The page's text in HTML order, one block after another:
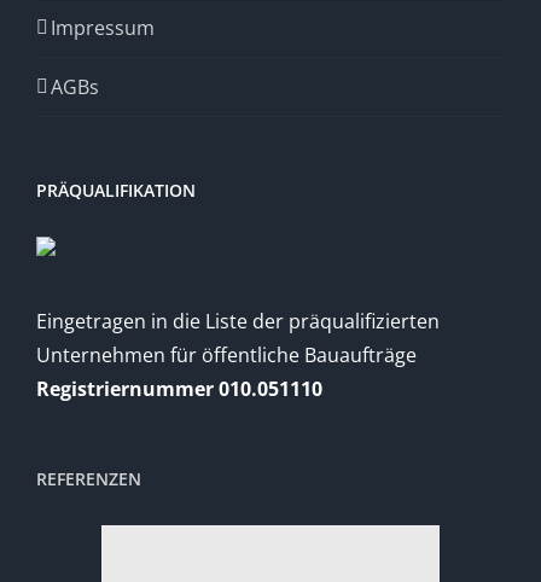
Impressum
AGBs
PRÄQUALIFIKATION
Eingetragen in die Liste der präqualifizierten
Unternehmen für öffentliche Bauaufträge
Registriernummer 010.051110
REFERENZEN